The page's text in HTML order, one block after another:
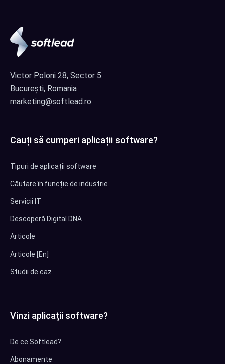
Victor Poloni 28, Sector 5
București, Romania
marketing@softlead.ro
Cauți să cumperi aplicații software?
Tipuri de aplicații software
Căutare în funcție de industrie
Servicii IT
Descoperă Digital DNA
Articole
Articole [En]
Studii de caz
Vinzi aplicații software?
De ce Softlead?
Abonamente